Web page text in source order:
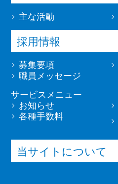
主な活動
採用情報
募集要項
職員メッセージ
サービスメニュー
お知らせ
各種手数料
当サイトについて